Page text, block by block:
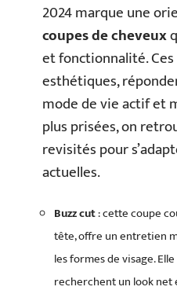
2024 marque une
coupes de cheveux
et fonctionnalité. Ces
esthétiques,
mode de vie actif et
plus prisées, on
revisités pour
actuelles.
Buzz cut: cette coupe
tête, offre un entretien
les formes de visage.
recherchent un look net